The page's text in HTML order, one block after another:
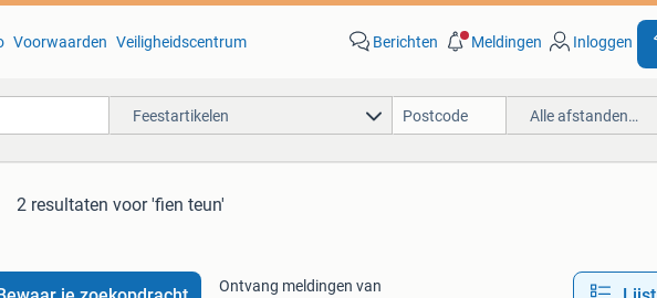
Voorwaarden Veiligheidscentrum Berichten Meldingen Inloggen
Feestartikelen Alle afstanden…
2 resultaten voor 'fien teun'
Ontvang meldingen van